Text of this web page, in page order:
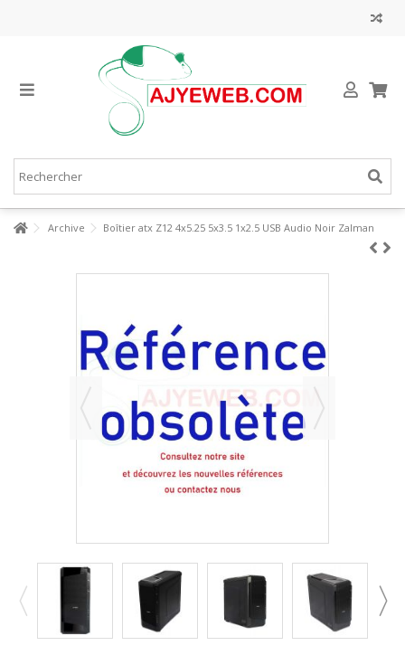
Archive Boîtier atx Z12 4x5.25 5x3.5 1x2.5 USB Audio Noir Zalman